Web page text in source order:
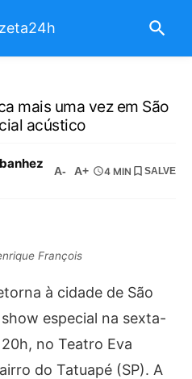
mais uma vez em São
acústico
A- A+ 4 MIN SALVE
François
à cidade de São
especial na sexta-
no Teatro Eva
do Tatuapé (SP). A